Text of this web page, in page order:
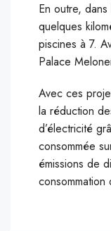
En outre,
quelques
piscines à 7.
Palace
Avec ces
la réduction
d’électricité
consommée
émissions de
consommation